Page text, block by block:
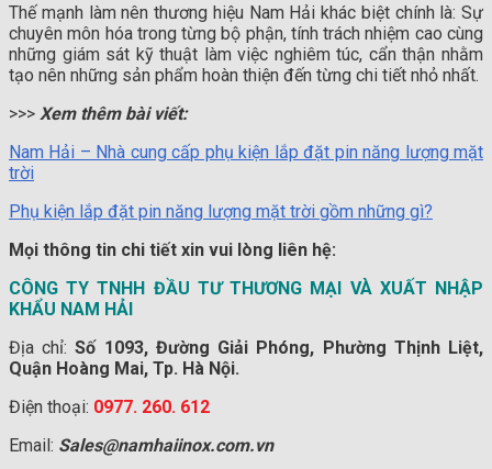
Thế mạnh làm nên thương hiệu Nam Hải khác biệt chính là: Sự
chuyên môn hóa trong từng bộ phận, tính trách nhiệm cao cùng
những giám sát kỹ thuật làm việc nghiêm túc, cẩn thận nhằm
tạo nên những sản phẩm hoàn thiện đến từng chi tiết nhỏ nhất.
>>> Xem thêm bài viết:
Nam Hải – Nhà cung cấp phụ kiện lắp đặt pin năng lượng mặt
trời
Phụ kiện lắp đặt pin năng lượng mặt trời gồm những gì?
Mọi thông tin chi tiết xin vui lòng liên hệ:
CÔNG TY TNHH ĐẦU TƯ THƯƠNG MẠI VÀ XUẤT NHẬP
KHẨU NAM HẢI
Địa chỉ:Số 1093, Đường Giải Phóng, Phường Thịnh Liệt,
Quận Hoàng Mai, Tp. Hà Nội.
Điện thoại: 0977. 260. 612
Email: Sales@namhaiinox.com.vn